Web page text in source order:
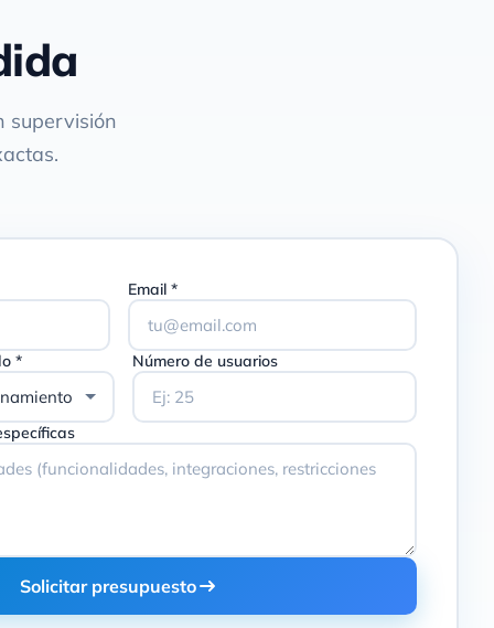
supervisión
Email *
* Número de usuarios
Solicitar presupuesto